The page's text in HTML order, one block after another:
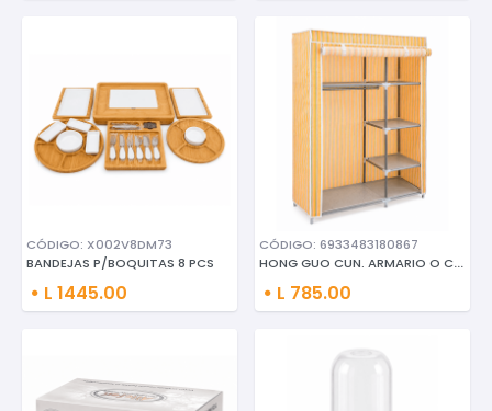
CÓDIGO: X002V8DM73
BANDEJAS P/BOQUITAS 8 PCS
L 1445.00
CÓDIGO: 6933483180867
HONG GUO CUN. ARMARIO O CLOSET
L 785.00